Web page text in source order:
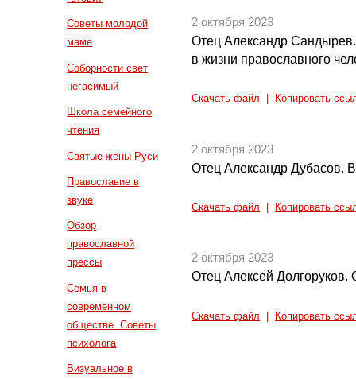
Советы молодой
маме
Соборности свет
негасимый
Школа семейного
чтения
Святые жены Руси
Православие в
звуке
Обзор
православной
прессы
Семья в
современном
обществе. Советы
психолога
Визуальное в
2 октября 2023
Отец Александр
в жизни православного
Скачать файл Копировать
2 октября 2023
Отец Александр Дубасов.
Скачать файл Копировать
2 октября 2023
Отец Алексей Долгоруков.
Скачать файл Копировать